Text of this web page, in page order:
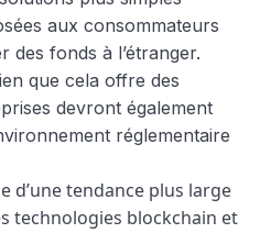
aux consommateurs
des fonds à l’étranger.
que cela offre des
devront également
réglementaire
d’une tendance plus large
technologies blockchain et